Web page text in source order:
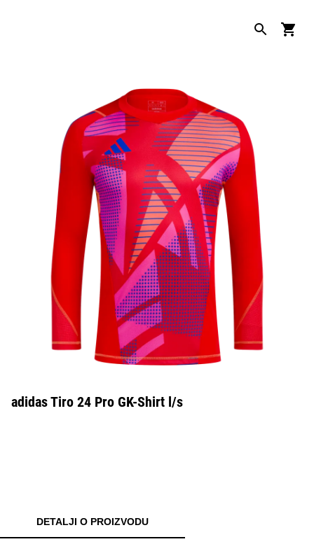
adidas Tiro 24 Pro GK-Shirt l/s
DETALJI O PROIZVODU